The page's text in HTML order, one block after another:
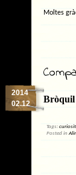
Moltes
Bròquil
2014
02.12
Tags:
Posted in